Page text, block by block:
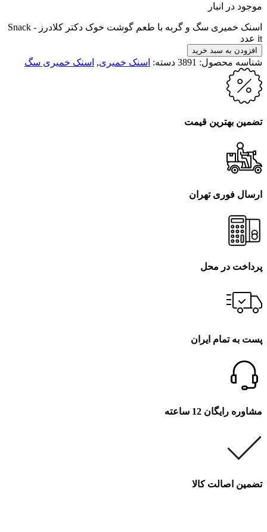
موجود در انبار
اسنک خمیری سگ و گربه با طعم گوشت خوک دکتر کلادرز - Snack
it عدد
افزودن به سبد خرید
شناسه محصول: 3891 دسته: اسنک خمیری, اسنک خمیری سگ
تضمین بهترین قیمت
ارسال فوری تهران
پرداخت در محل
پست به تمام ایران
مشاوره رایگان 12 ساعته
تضمین اصالت کالا